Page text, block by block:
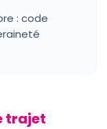
: code
trajet